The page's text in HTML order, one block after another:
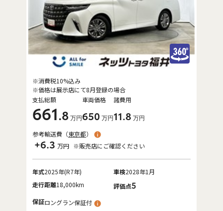
支払総額
661.8 万円
車両価格
650 万円
諸費用
11.8 万円
※消費税10%込み
※価格は展示店にて8月登録の場合
参考輸送費（東京都）
+6.3 万円 ※販売店にご確認ください
年式2025年(R7年) 車検2028年1月
走行距離18,000km 評価点5
保証ロングラン保証付